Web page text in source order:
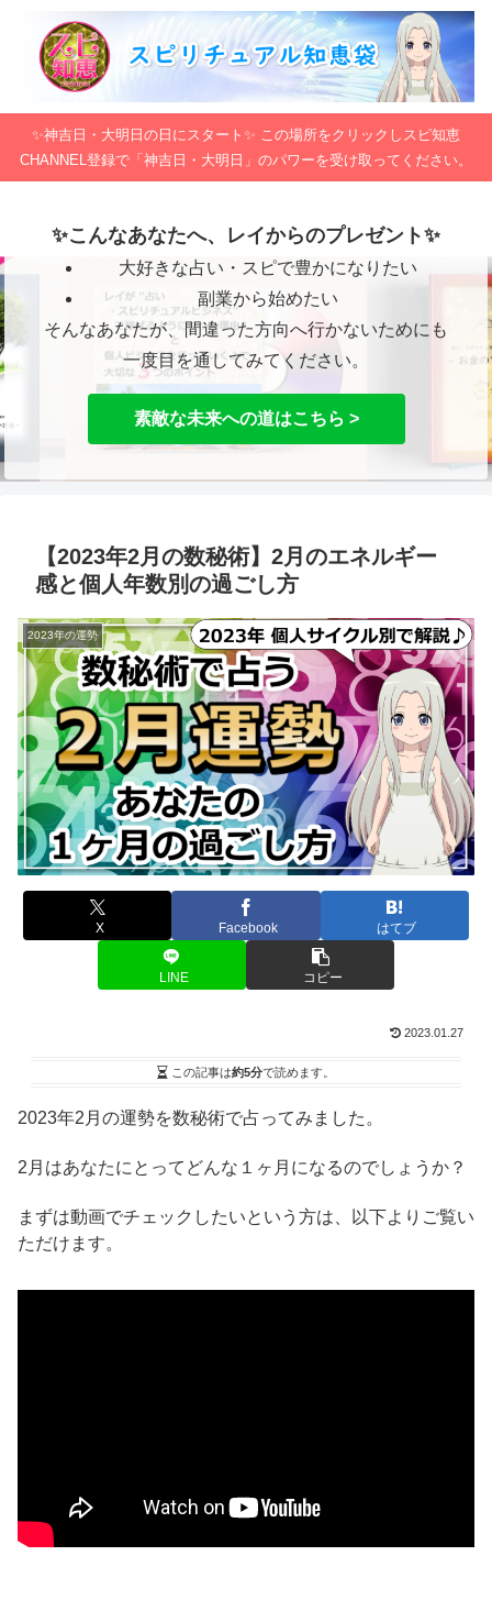
✨神吉日・大明日の日にスタート✨ この場所をクリックしスピ知恵
CHANNEL登録で「神吉日・大明日」のパワーを受け取ってください。
✨こんなあなたへ、レイからのプレゼント✨
大好きな占い・スピで豊かになりたい
副業から始めたい
そんなあなたが、間違った方向へ行かないためにも
一度目を通してみてください。
素敵な未来への道はこちら >
【2023年2月の数秘術】2月のエネルギー
感と個人年数別の過ごし方
2023年の運勢
X Facebook はてブ
LINE コピー
2023.01.27
この記事は約5分で読めます。
2023年2月の運勢を数秘術で占ってみました。
2月はあなたにとってどんな１ヶ月になるのでしょうか？
まずは動画でチェックしたいという方は、以下よりご覧い
ただけます。